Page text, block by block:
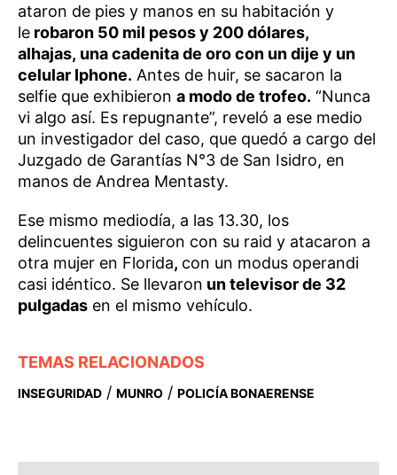
ataron de pies y manos en su habitación y
le robaron 50 mil pesos y 200 dólares,
alhajas, una cadenita de oro con un dije y un
celular Iphone. Antes de huir, se sacaron la
selfie que exhibieron a modo de trofeo. “Nunca
vi algo así. Es repugnante”, reveló a ese medio
un investigador del caso, que quedó a cargo del
Juzgado de Garantías N°3 de San Isidro, en
manos de Andrea Mentasty.
Ese mismo mediodía, a las 13.30, los
delincuentes siguieron con su raid y atacaron a
otra mujer en Florida, con un modus operandi
casi idéntico. Se llevaron un televisor de 32
pulgadas en el mismo vehículo.
TEMAS RELACIONADOS
INSEGURIDAD / MUNRO / POLICÍA BONAERENSE